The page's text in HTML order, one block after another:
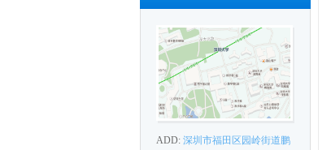
ADD: 深圳市福田区园岭街道鹏